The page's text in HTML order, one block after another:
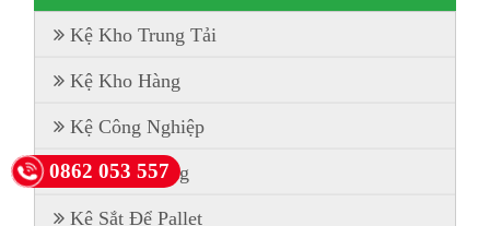
Kệ Kho Trung Tải
Kệ Kho Hàng
Kệ Công Nghiệp
Kệ Chứa Hàng
Kệ Sắt Để Pallet
0862 053 557